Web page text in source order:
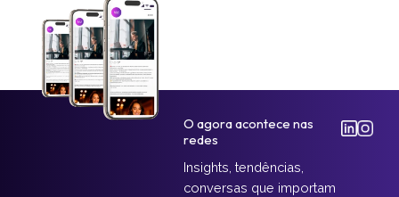
O agora acontece nas
redes
Insights, tendências,
conversas que importam